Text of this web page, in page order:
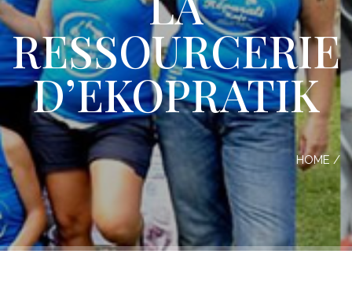
RESSOURCERIE
D’EKOPRATIK
HOME /